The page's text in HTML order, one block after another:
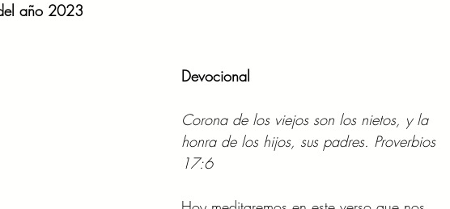
año 2023
Devocional
Corona de los viejos son los nietos, y la
honra de los hijos, sus padres. Proverbios
17:6